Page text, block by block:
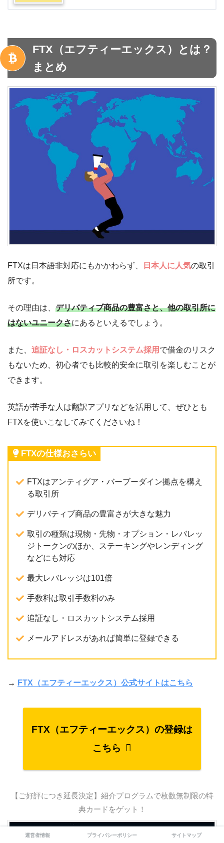
FTX（エフティーエックス）とは？
まとめ
FTXは日本語非対応にもかかわらず、 日本人に人気の取引
所です。
その理由は、 デリバティブ商品の豊富さと、他の取引所に
はないユニークさにあるといえるでしょう。
また、 追証なし・ロスカットシステム採用 で借金のリスク
もないため、初心者でも比較的安全に取引を楽しむことが
できます。
英語が苦手な人は翻訳アプリなどを活用して、ぜひとも
FTXを使いこなしてみてくださいね！
FTXの仕様おさらい
FTXはアンティグア・バーブーダイン拠点を構え
る取引所
デリバティブ商品の豊富さが大きな魅力
取引の種類は現物・先物・オプション・レバレッ
ジトークンのほか、ステーキングやレンディング
などにも対応
最大レバレッジは101倍
手数料は取引手数料のみ
追証なし・ロスカットシステム採用
メールアドレスがあれば簡単に登録できる
→ FTX（エフティーエックス）公式サイトはこちら
FTX（エフティーエックス）の登録は
こちら
【ご好評につき延長決定】紹介プログラムで枚数無制限の特
典カードをゲット！
運営者情報 プライバシーポリシー サイトマップ